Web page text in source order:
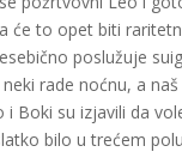
će to opet biti
poslužuje
rade noćnu, a
Boki su izjavili da
bilo u trećem